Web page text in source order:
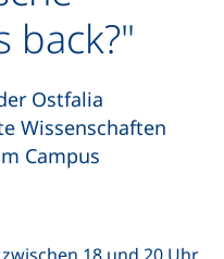
back?"
Ostfalia
Wissenschaften
Campus